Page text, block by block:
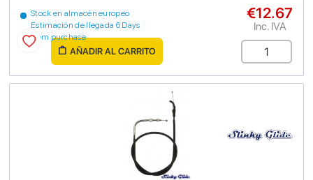
Stock en almacén europeo
Estimación de llegada 6 Days
from purchase
€12.67
Inc. IVA
AÑADIR AL CARRITO